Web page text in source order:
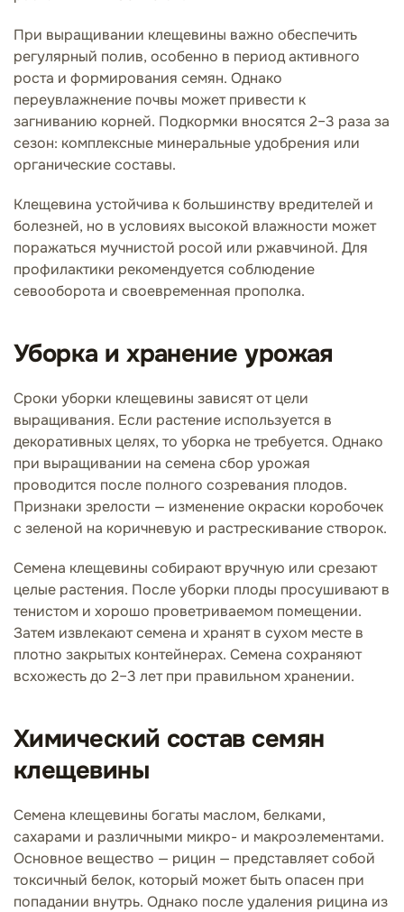
При выращивании клещевины важно обеспечить
регулярный полив, особенно в период активного
роста и формирования семян. Однако
переувлажнение почвы может привести к
загниванию корней. Подкормки вносятся 2–3 раза за
сезон: комплексные минеральные удобрения или
органические составы.
Клещевина устойчива к большинству вредителей и
болезней, но в условиях высокой влажности может
поражаться мучнистой росой или ржавчиной. Для
профилактики рекомендуется соблюдение
севооборота и своевременная прополка.
Уборка и хранение урожая
Сроки уборки клещевины зависят от цели
выращивания. Если растение используется в
декоративных целях, то уборка не требуется. Однако
при выращивании на семена сбор урожая
проводится после полного созревания плодов.
Признаки зрелости — изменение окраски коробочек
с зеленой на коричневую и растрескивание створок.
Семена клещевины собирают вручную или срезают
целые растения. После уборки плоды просушивают в
тенистом и хорошо проветриваемом помещении.
Затем извлекают семена и хранят в сухом месте в
плотно закрытых контейнерах. Семена сохраняют
всхожесть до 2–3 лет при правильном хранении.
Химический состав семян
клещевины
Семена клещевины богаты маслом, белками,
сахарами и различными микро- и макроэлементами.
Основное вещество — рицин — представляет собой
токсичный белок, который может быть опасен при
попадании внутрь. Однако после удаления рицина из